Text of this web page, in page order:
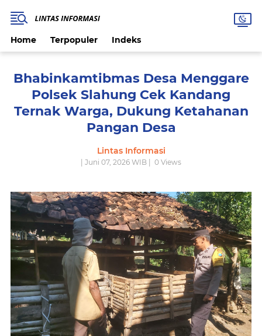
Home Terpopuler Indeks
Bhabinkamtibmas Desa Menggare
Polsek Slahung Cek Kandang
Ternak Warga, Dukung Ketahanan
Pangan Desa
Lintas Informasi
| Juni 07, 2026 WIB | 0 Views